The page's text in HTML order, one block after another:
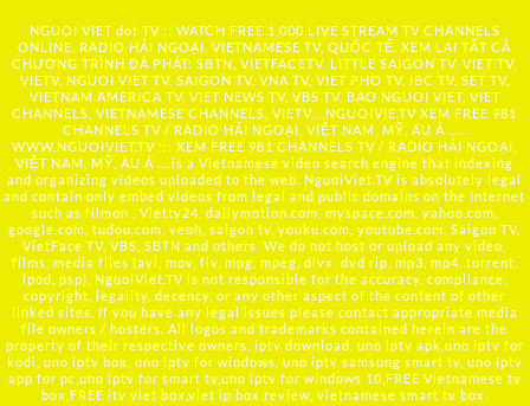
NGUOI VIET dot TV :: WATCH FREE 1,000 LIVE STREAM TV CHANNELS
ONLINE, RADIO HẢI NGOẠI, VIETNAMESE TV, QUỐC TẾ, XEM LẠI TẤT CẢ
CHƯƠNG TRÌNH ĐÃ PHÁT: SBTN, VIETFACETV, LITTLE SAIGON TV, VIET TV,
VIETV, NGUOI VIET TV, SAIGON TV, VNA TV, VIET PHO TV, IBC TV, SET TV,
VIETNAM AMERICA TV, VIET NEWS TV, VBS TV, BAO NGUOI VIET, VIET
CHANNELS, VIETNAMESE CHANNELS, VIETV,... NGUOIVIE.TV XEM FREE 981
CHANNELS TV / RADIO HẢI NGOẠI, VIỆT NAM, MỸ, ÂU Á …..
WWW.NGUOIVIET.TV ::: XEM FREE 981 CHANNELS TV / RADIO HẢI NGOẠI,
VIỆT NAM, MỸ, ÂU Á ….is a Vietnamese video search engine that indexing
and organizing videos uploaded to the web. NguoiViet.TV is absolutely legal
and contain only embed videos from legal and public domains on the Internet
such as filmon , Viettv24, dailymotion.com, myspace.com, yahoo.com,
google.com, tudou.com, veoh, saigon tv, youku.com, youtube.com, Saigon TV,
VietFace TV, VBS, SBTN and others. We do not host or upload any video,
films, media files (avi, mov, flv, mpg, mpeg, divx, dvd rip, mp3, mp4, torrent,
ipod, psp), NguoiViet.TV is not responsible for the accuracy, compliance,
copyright, legality, decency, or any other aspect of the content of other
linked sites. If you have any legal issues please contact appropriate media
file owners / hosters. All logos and trademarks contained herein are the
property of their respective owners. iptv download, uno iptv apk,uno iptv for
kodi, uno iptv box, uno iptv for windows, uno iptv samsung smart tv, uno iptv
app for pc,uno iptv for smart tv,uno iptv for windows 10,FREE Vietnamese tv
box,FREE itv viet box,viet ip box review, vietnamese smart tv box,